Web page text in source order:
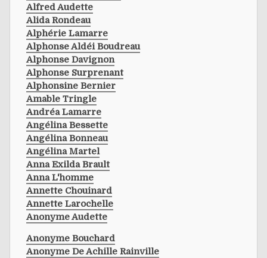
Alfred Audette
Alida Rondeau
Alphérie Lamarre
Alphonse Aldéi Boudreau
Alphonse Davignon
Alphonse Surprenant
Alphonsine Bernier
Amable Tringle
Andréa Lamarre
Angélina Bessette
Angélina Bonneau
Angélina Martel
Anna Exilda Brault
Anna L'homme
Annette Chouinard
Annette Larochelle
Anonyme Audette
Anonyme Bouchard
Anonyme De Achille Rainville